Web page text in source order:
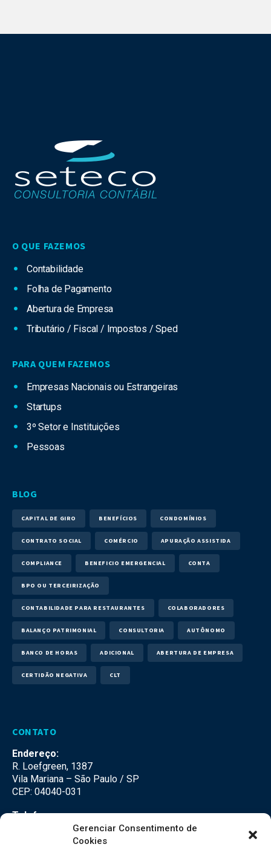
Gerenciar Consentimento de
Cookies
O QUE FAZEMOS
Contabilidade
Folha de Pagamento
Abertura de Empresa
Tributário / Fiscal / Impostos / Sped
PARA QUEM FAZEMOS
Empresas Nacionais ou Estrangeiras
Startups
3º Setor e Instituições
Pessoas
BLOG
CAPITAL DE GIRO BENEFÍCIOS CONDOMÍNIOS
CONTRATO SOCIAL COMÉRCIO APURAÇÃO ASSISTIDA
COMPLIANCE BENEFICIO EMERGENCIAL CONTA
BPO OU TERCEIRIZAÇÃO
CONTABILIDADE PARA RESTAURANTES COLABORADORES
BALANÇO PATRIMONIAL CONSULTORIA AUTÔNOMO
BANCO DE HORAS ADICIONAL ABERTURA DE EMPRESA
CERTIDÃO NEGATIVA CLT
CONTATO
Endereço:
R. Loefgreen, 1387
Vila Mariana – São Paulo / SP
CEP: 04040-031
Telefone:
(11) 3500-3500